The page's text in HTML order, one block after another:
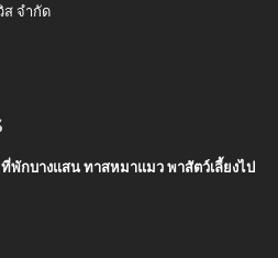
ส จำกัด
พักบางแสน ทาสหมาแมว พาสัตว์เลี้ยงไป